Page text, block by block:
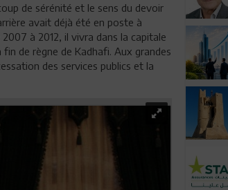
de sérénité et le sens du devoir
avait déjà été en poste à
à 2012, il vivra dans la capitale
de règne de Kadhafi. Aux grandes
des services publics et la